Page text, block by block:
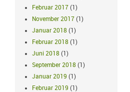
Februar 2017 (1)
November 2017 (1)
Januar 2018 (1)
Februar 2018 (1)
Juni 2018 (1)
September 2018 (1)
Januar 2019 (1)
Februar 2019 (1)